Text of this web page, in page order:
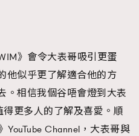
》會令大表哥吸引更蛋
他似乎更了解適合他的方
。相信我個谷唔會燈到大表
更多人的了解及喜愛。順
Channel，大表哥與